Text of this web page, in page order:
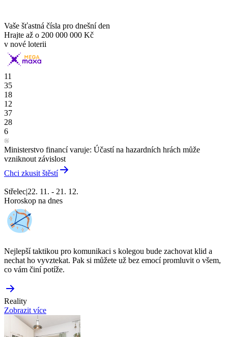
Vaše šťastná čísla pro dnešní den
Hrajte až o 200 000 000 Kč
v nové loterii
11
35
18
12
37
28
6
Ministerstvo financí varuje: Účastí na hazardních hrách může
vzniknout závislost
Chci zkusit štěstí
Střelec|22. 11. - 21. 12.
Horoskop na dnes
Nejlepší taktikou pro komunikaci s kolegou bude zachovat klid a
nechat ho vyvztekat. Pak si můžete už bez emocí promluvit o všem,
co vám činí potíže.
Reality
Zobrazit více